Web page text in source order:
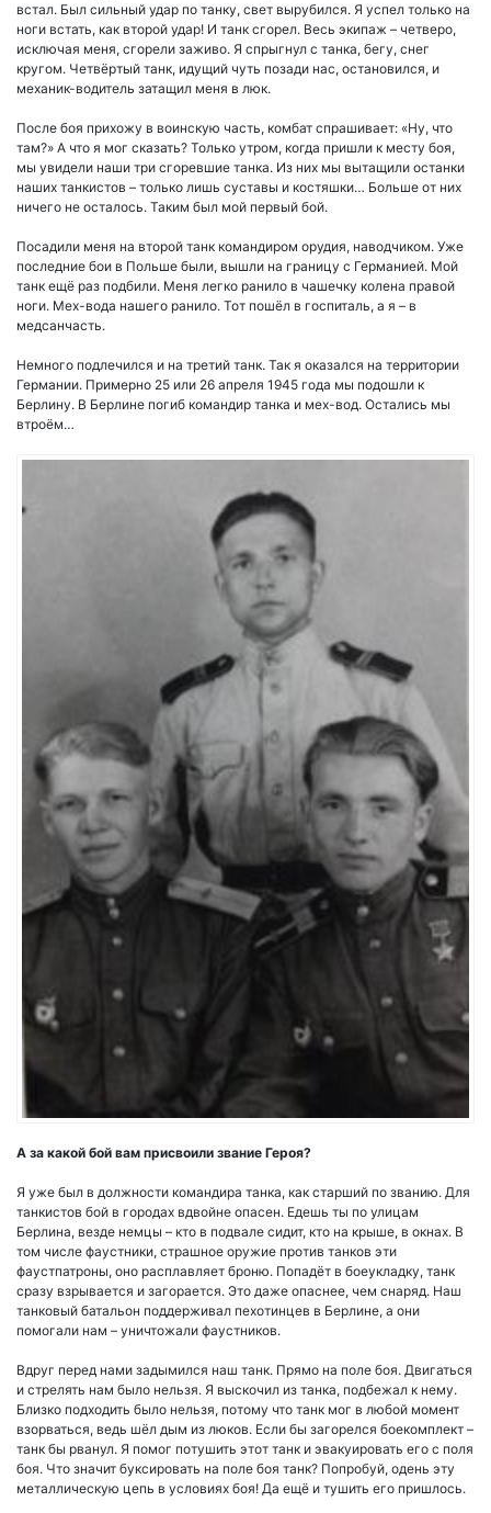
встал. Был сильный удар по танку, свет вырубился. Я успел только на
ноги встать, как второй удар! И танк сгорел. Весь экипаж – четверо,
исключая меня, сгорели заживо. Я спрыгнул с танка, бегу, снег
кругом. Четвёртый танк, идущий чуть позади нас, остановился, и
механик-водитель затащил меня в люк.
После боя прихожу в воинскую часть, комбат спрашивает: «Ну, что
там?» А что я мог сказать? Только утром, когда пришли к месту боя,
мы увидели наши три сгоревшие танка. Из них мы вытащили останки
наших танкистов – только лишь суставы и костяшки… Больше от них
ничего не осталось. Таким был мой первый бой.
Посадили меня на второй танк командиром орудия, наводчиком. Уже
последние бои в Польше были, вышли на границу с Германией. Мой
танк ещё раз подбили. Меня легко ранило в чашечку колена правой
ноги. Мех-вода нашего ранило. Тот пошёл в госпиталь, а я – в
медсанчасть.
Немного подлечился и на третий танк. Так я оказался на территории
Германии. Примерно 25 или 26 апреля 1945 года мы подошли к
Берлину. В Берлине погиб командир танка и мех-вод. Остались мы
втроём…
А за какой бой вам присвоили звание Героя?
Я уже был в должности командира танка, как старший по званию. Для
танкистов бой в городах вдвойне опасен. Едешь ты по улицам
Берлина, везде немцы – кто в подвале сидит, кто на крыше, в окнах. В
том числе фаустники, страшное оружие против танков эти
фаустпатроны, оно расплавляет броню. Попадёт в боеукладку, танк
сразу взрывается и загорается. Это даже опаснее, чем снаряд. Наш
танковый батальон поддерживал пехотинцев в Берлине, а они
помогали нам – уничтожали фаустников.
Вдруг перед нами задымился наш танк. Прямо на поле боя. Двигаться
и стрелять нам было нельзя. Я выскочил из танка, подбежал к нему.
Близко подходить было нельзя, потому что танк мог в любой момент
взорваться, ведь шёл дым из люков. Если бы загорелся боекомплект –
танк бы рванул. Я помог потушить этот танк и эвакуировать его с поля
боя. Что значит буксировать на поле боя танк? Попробуй, одень эту
металлическую цепь в условиях боя! Да ещё и тушить его пришлось.